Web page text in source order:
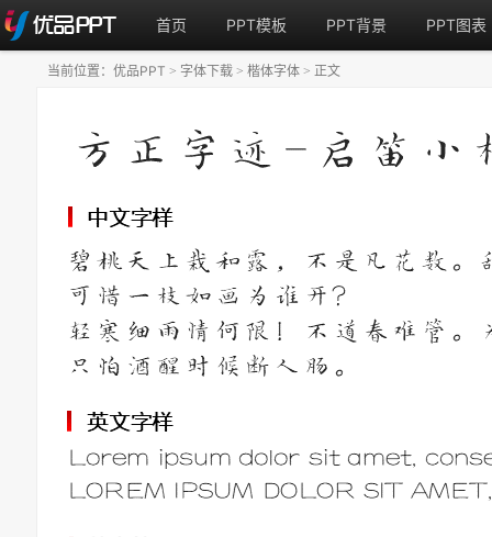
首页 PPT模板 PPT背景 PPT图表
当前位置： 优品PPT > 字体下载 > 楷体字体 > 正文